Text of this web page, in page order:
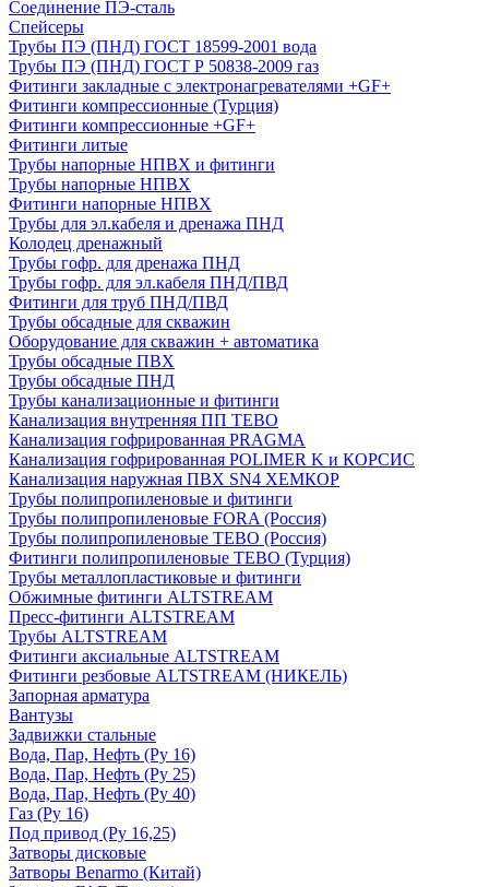
Соединение ПЭ-сталь
Спейсеры
Трубы ПЭ (ПНД) ГОСТ 18599-2001 вода
Трубы ПЭ (ПНД) ГОСТ Р 50838-2009 газ
Фитинги закладные с электронагревателями +GF+
Фитинги компрессионные (Турция)
Фитинги компрессионные +GF+
Фитинги литые
Трубы напорные НПВХ и фитинги
Трубы напорные НПВХ
Фитинги напорные НПВХ
Трубы для эл.кабеля и дренажа ПНД
Колодец дренажный
Трубы гофр. для дренажа ПНД
Трубы гофр. для эл.кабеля ПНД/ПВД
Фитинги для труб ПНД/ПВД
Трубы обсадные для скважин
Оборудование для скважин + автоматика
Трубы обсадные ПВХ
Трубы обсадные ПНД
Трубы канализационные и фитинги
Канализация внутренняя ПП TEBO
Канализация гофрированная PRAGMA
Канализация гофрированная POLIMER K и КОРСИС
Канализация наружная ПВХ SN4 ХЕМКОР
Трубы полипропиленовые и фитинги
Трубы полипропиленовые FORA (Россия)
Трубы полипропиленовые TEBO (Россия)
Фитинги полипропиленовые TEBO (Турция)
Трубы металлопластиковые и фитинги
Обжимные фитинги ALTSTREAM
Пресс-фитинги ALTSTREAM
Трубы ALTSTREAM
Фитинги аксиальные ALTSTREAM
Фитинги резбовые ALTSTREAM (НИКЕЛЬ)
Запорная арматура
Вантузы
Задвижки стальные
Вода, Пар, Нефть (Ру 16)
Вода, Пар, Нефть (Ру 25)
Вода, Пар, Нефть (Ру 40)
Газ (Ру 16)
Под привод (Ру 16,25)
Затворы дисковые
Затворы Benarmo (Китай)